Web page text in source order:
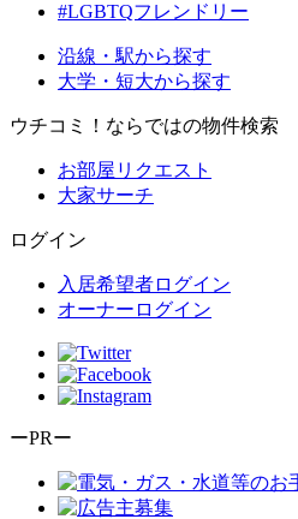
#LGBTQフレンドリー
沿線・駅から探す
大学・短大から探す
ウチコミ！ならではの物件検索
お部屋リクエスト
大家サーチ
ログイン
入居希望者ログイン
オーナーログイン
ーPRー